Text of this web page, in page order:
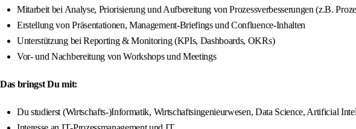
Mitarbeit bei Analyse, Priorisierung und Aufbereitung von Prozessverbesserungen (z.B.
Erstellung von Präsentationen, Management‐Briefings und Confluence‐Inhalten
Unterstützung bei Reporting & Monitoring (KPIs, Dashboards, OKRs)
Vor- und Nachbereitung von Workshops und Meetings
Das bringst Du mit:
Du studierst (Wirtschafts‐)Informatik, Wirtschaftsingenieurwesen, Data Science, Artificial